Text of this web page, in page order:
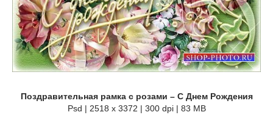
Поздравительная рамка с розами – С Днем Рождения
Psd | 2518 x 3372 | 300 dpi | 83 MB